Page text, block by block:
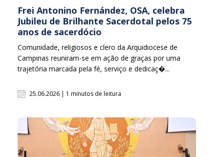
Frei Antonino Fernández, OSA, celebra
Jubileu de Brilhante Sacerdotal pelos 75
anos de sacerdócio
Comunidade, religiosos e clero da Arquidiocese de
Campinas reuniram-se em ação de graças por uma
trajetória marcada pela fé, serviço e dedicaç�...
25.06.2026 | 1 minutos de leitura